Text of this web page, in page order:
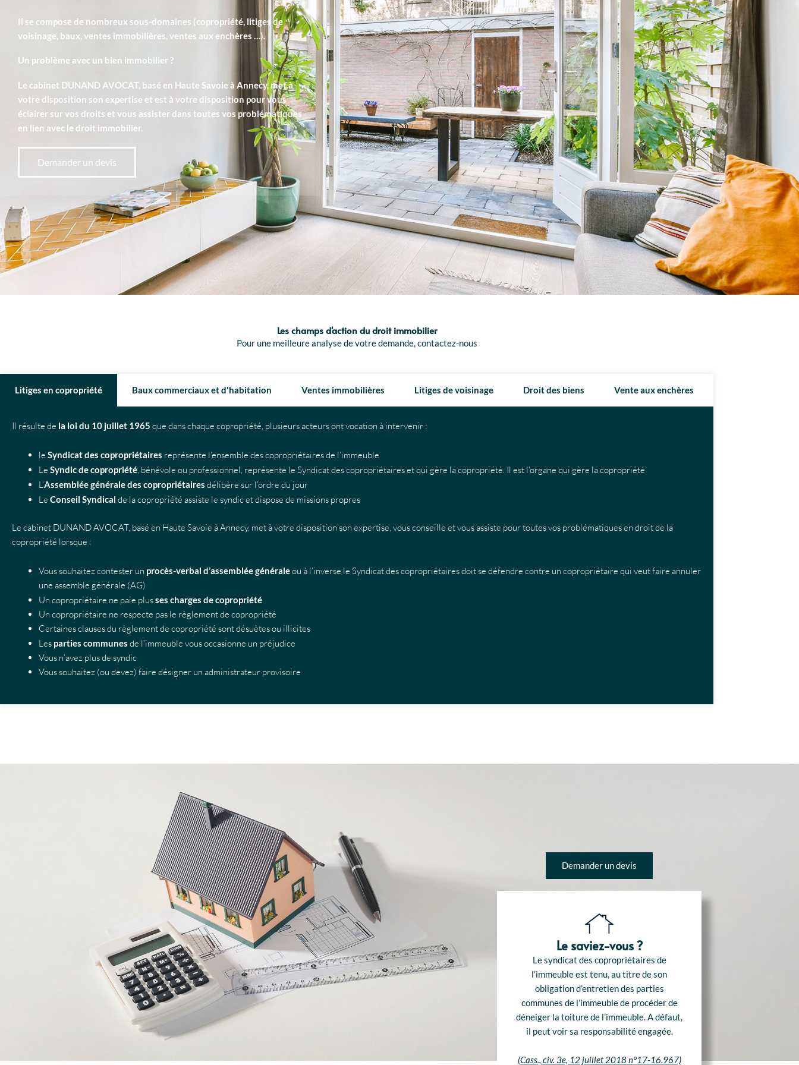
Il se compose de nombreux sous-domaines (copropriété, litiges de
voisinage, baux, ventes immobilières, ventes aux enchères …).
Un problème avec un bien immobilier ?
Le cabinet DUNAND AVOCAT, basé en Haute Savoie à Annecy, met à
votre disposition son expertise et est à votre disposition pour vous
éclairer sur vos droits et vous assister dans toutes vos problématiques
en lien avec le droit immobilier.
Demander un devis
Les champs d'action du droit immobilier
Pour une meilleure analyse de votre demande, contactez-nous
Litiges en copropriété Baux commerciaux et d'habitation Ventes immobilières Litiges de voisinage Droit des biens Vente aux enchères
Il résulte de la loi du 10 juillet 1965 que dans chaque copropriété, plusieurs acteurs ont vocation à intervenir :
le Syndicat des copropriétaires représente l’ensemble des copropriétaires de l’immeuble
Le Syndic de copropriété, bénévole ou professionnel, représente le Syndicat des copropriétaires et qui gère la copropriété. Il est l’organe qui gère la copropriété
L’Assemblée générale des copropriétaires délibère sur l’ordre du jour
Le Conseil Syndical de la copropriété assiste le syndic et dispose de missions propres
Le cabinet DUNAND AVOCAT, basé en Haute Savoie à Annecy, met à votre disposition son expertise, vous conseille et vous assiste pour toutes vos problématiques en droit de la
copropriété lorsque :
Vous souhaitez contester un procès-verbal d’assemblée généraleou à l’inverse le Syndicat des copropriétaires doit se défendre contre un copropriétaire qui veut faire annuler
une assemble générale (AG)
Un copropriétaire ne paie plusses charges de copropriété
Un copropriétaire ne respecte pas le règlement de copropriété
Certaines clauses du règlement de copropriété sont désuètes ou illicites
Les parties communes de l’immeuble vous occasionne un préjudice
Vous n’avez plus de syndic
Vous souhaitez (ou devez) faire désigner un administrateur provisoire
Demander un devis
Le saviez-vous ?
Le syndicat des copropriétaires de
l’immeuble est tenu, au titre de son
obligation d’entretien des parties
communes de l’immeuble de procéder de
déneiger la toiture de l’immeuble. A défaut,
il peut voir sa responsabilité engagée.
(Cass., civ. 3e, 12 juillet 2018 n°17-16.967)